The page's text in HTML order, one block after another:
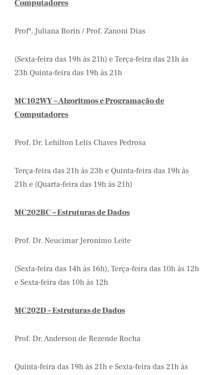
Computadores
Profª. Juliana Borin / Prof. Zanoni Dias
(Sexta-feira das 19h às 21h) e Terça-feira das 21h às
23h Quinta-feira das 19h às 21h
MC102WY – Algoritmos e Programação de
Computadores
Prof. Dr. Lehilton Lelis Chaves Pedrosa
Terça-feira das 21h às 23h e Quinta-feira das 19h às
21h e (Quarta-feira das 19h às 21h)
MC202BC – Estruturas de Dados
Prof. Dr. Neucimar Jeronimo Leite
(Sexta-feira das 14h às 16h), Terça-feira das 10h às 12h
e Sexta-feira das 10h às 12h
MC202D – Estruturas de Dados
Prof. Dr. Anderson de Rezende Rocha
Quinta-feira das 19h às 21h e Sexta-feira das 21h às